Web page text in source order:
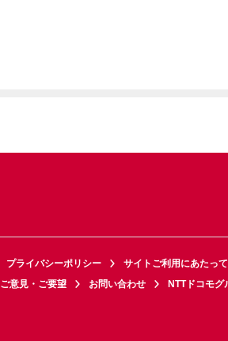
プライバシーポリシー サイトご利用にあたって
ご意見・ご要望 お問い合わせ NTTドコモグ